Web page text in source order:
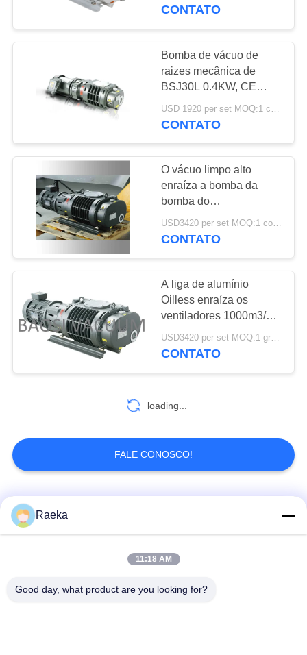
CONTATO
Bomba de vácuo de
raizes mecânica de
BSJ30L 0.4KW, CE
industrial do ventilador
das raizes habilitado
CONTATO
O vácuo limpo alto
enraíza a bomba da
bomba do
ventilador/impulsionador
do vácuo o ³ /H de 1000
USD3420 per set MOQ:1 conjunto
CONTATO
A liga de alumínio
Oilless enraíza os
ventiladores 1000m3/H
das raizes da bomba de
impulsionador do vácuo
USD3420 per set MOQ:1 grupo
CONTATO
loading...
FALE CONOSCO!
Categorias populares
Bomba de vácuo do
Raeka
11:18 AM
Good day, what product are you looking for?